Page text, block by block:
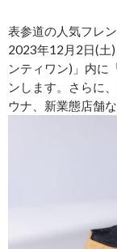
表参道の人気フレ
2023年12月2日(土)
ンティワン)」内に
ンします。さらに
ウナ、新業態店舗